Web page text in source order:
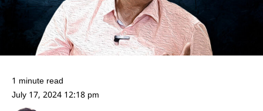
1 minute read
July 17, 2024 12:18 pm